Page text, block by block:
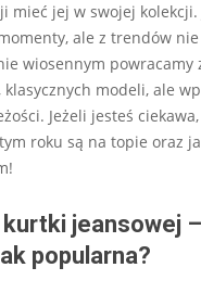
mieć jej w swojej kolekcji.
ale z trendów nie
wiosennym powracamy
modeli, ale
Jeżeli jesteś
roku są na topie oraz
jeansowej –
popularna?